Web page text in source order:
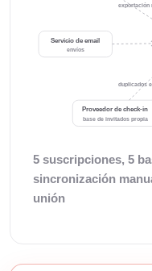
Servicio de email
envíos
Proveedor de check-in
base de invitados propia
exportación
duplicados
5 suscripciones, 5
sincronización
unión